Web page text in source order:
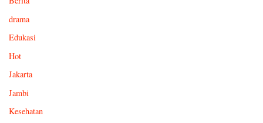
drama
Edukasi
Hot
Jakarta
Jambi
Kesehatan